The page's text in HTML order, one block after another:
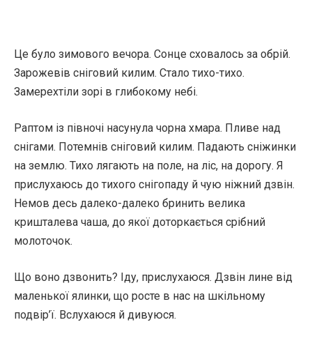
Це було зимового вечора. Сонце сховалось за обрій.
Зарожевів сніговий килим. Стало тихо-тихо.
Замерехтіли зорі в глибокому небі.
Раптом із півночі насунула чорна хмара. Пливе над
снігами. Потемнів сніговий килим. Падають сніжинки
на землю. Тихо лягають на поле, на ліс, на дорогу. Я
прислухаюсь до тихого снігопаду й чую ніжний дзвін.
Немов десь далеко-далеко бринить велика
кришталева чаша, до якої доторкається срібний
молоточок.
Що воно дзвонить? Іду, прислухаюся. Дзвін лине від
маленької ялинки, що росте в нас на шкільному
подвір’ї. Вслухаюся й дивуюся.